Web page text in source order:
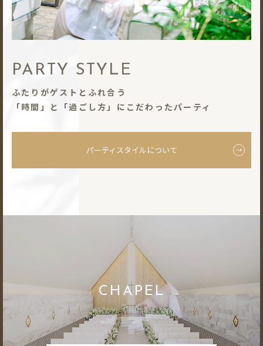
PARTY STYLE
ふたりがゲストとふれ合う
「時間」と「過ごし⽅」にこだわったパーティ
パーティスタイルについて
CHAPEL